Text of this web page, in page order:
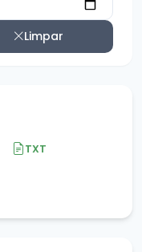
Limpar
TXT